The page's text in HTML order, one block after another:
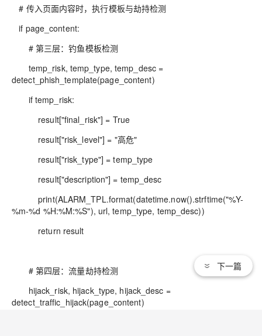
# 传入页面内容时，执行模板与劫持检测
if page_content:
# 第三层：钓鱼模板检测
temp_risk, temp_type, temp_desc =
detect_phish_template(page_content)
if temp_risk:
result["final_risk"] = True
result["risk_level"] = "高危"
result["risk_type"] = temp_type
result["description"] = temp_desc
print(ALARM_TPL.format(datetime.now().strftime("%Y-
%m-%d %H:%M:%S"), url, temp_type, temp_desc))
return result
# 第四层：流量劫持检测
hijack_risk, hijack_type, hijack_desc =
detect_traffic_hijack(page_content)
下一篇